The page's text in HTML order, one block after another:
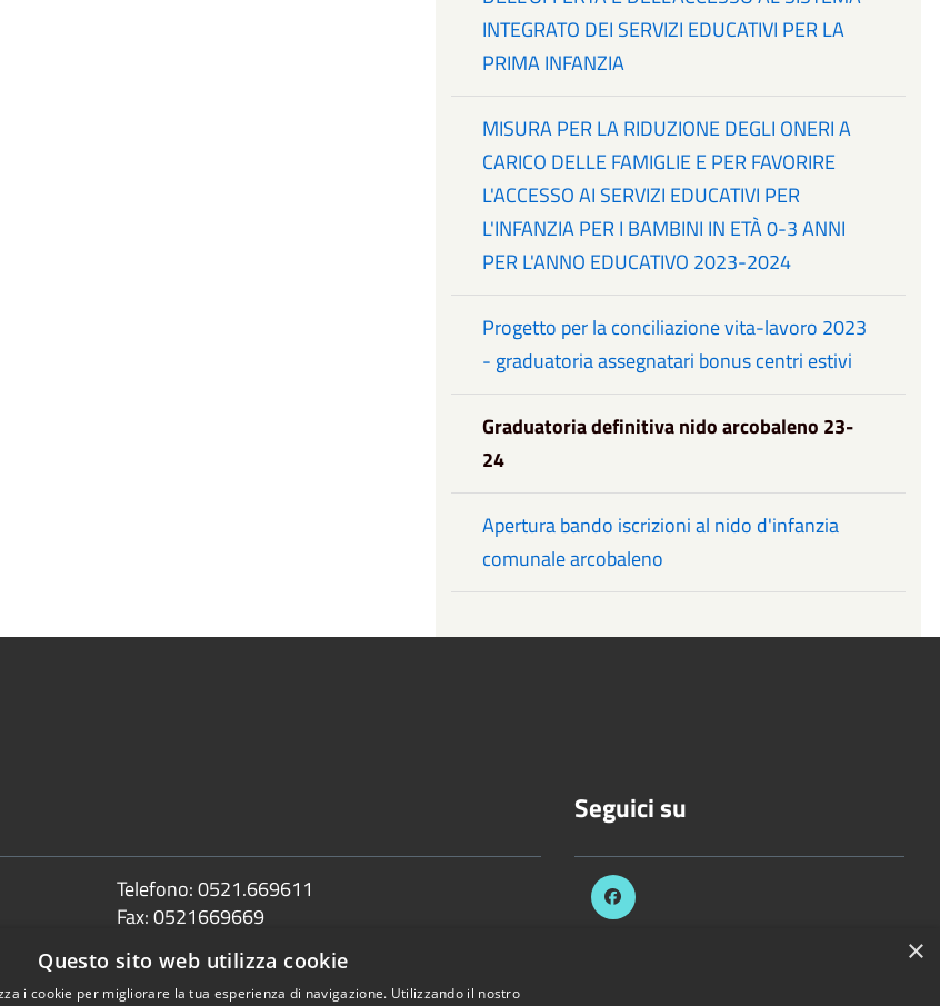
INTEGRATO DEI SERVIZI EDUCATIVI PER LA
PRIMA INFANZIA
MISURA PER LA RIDUZIONE DEGLI ONERI A
CARICO DELLE FAMIGLIE E PER FAVORIRE
L'ACCESSO AI SERVIZI EDUCATIVI PER
L'INFANZIA PER I BAMBINI IN ETÀ 0-3 ANNI
PER L'ANNO EDUCATIVO 2023-2024
Progetto per la conciliazione vita-lavoro 2023
- graduatoria assegnatari bonus centri estivi
Graduatoria definitiva nido arcobaleno 23-
24
Apertura bando iscrizioni al nido d'infanzia
comunale arcobaleno
Telefono:0521.669611
Fax:0521669669
Pec:
Seguici su
×
Questo sito web utilizza cookie
i cookie per migliorare la tua esperienza di navigazione. Utilizzando il nostro